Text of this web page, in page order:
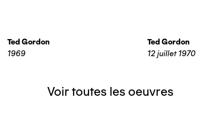
Ted Gordon
1969
Ted Gordon
12 juillet 1970
Voir toutes les oeuvres